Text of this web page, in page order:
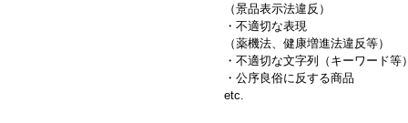
（景品表示法違反）
・不適切な表現
（薬機法、健康増進法違反等）
・不適切な文字列（キーワード等）
・公序良俗に反する商品
etc.